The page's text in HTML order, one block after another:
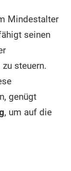
Mindestalter
seinen
zu steuern.
genügt
, um auf die